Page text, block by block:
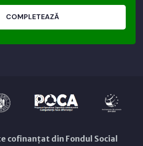
COMPLETEAZĂ
cofinanțat din Fondul Social